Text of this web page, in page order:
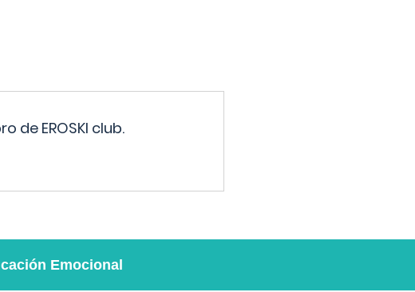
de EROSKI club.
Emocional